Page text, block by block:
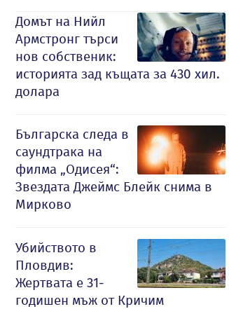
Домът на Нийл
Армстронг търси
нов собственик:
историята зад къщата за 430 хил.
долара
Българска следа в
саундтрака на
филма „Одисея“:
Звездата Джеймс Блейк снима в
Мирково
Убийството в
Пловдив:
Жертвата е 31-
годишен мъж от Кричим